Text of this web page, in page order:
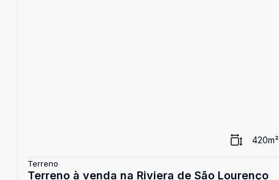
420m²
Terreno
Terreno à venda na Riviera de São Lourenço